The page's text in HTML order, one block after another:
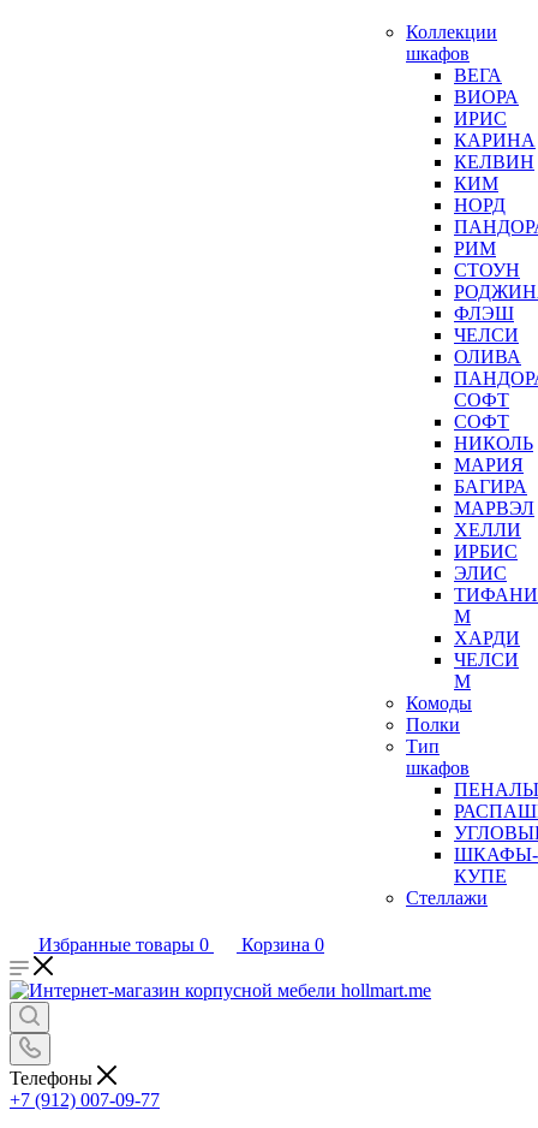
Коллекции
шкафов
ВЕГА
ВИОРА
ИРИС
КАРИНА
КЕЛВИН
КИМ
НОРД
РИМ
СТОУН
ФЛЭШ
ЧЕЛСИ
ОЛИВА
СОФТ
СОФТ
НИКОЛЬ
МАРИЯ
БАГИРА
МАРВЭЛ
ХЕЛЛИ
ИРБИС
ЭЛИС
ТИФАНИ
М
ХАРДИ
ЧЕЛСИ
М
Комоды
Полки
Тип
шкафов
ПЕНАЛЫ
ШКАФЫ-
КУПЕ
Стеллажи
Избранные товары 0 Корзина 0
Телефоны
+7 (912) 007-09-77